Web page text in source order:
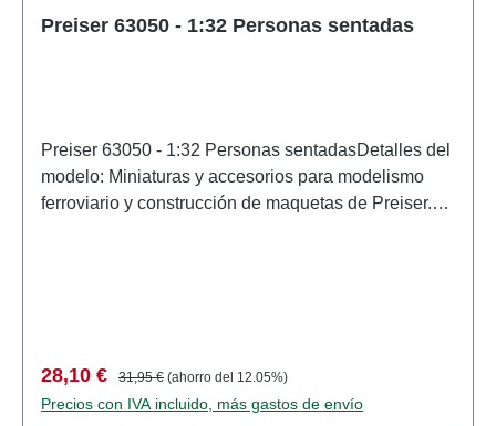
Preiser 63050 - 1:32 Personas sentadas
Preiser 63050 - 1:32 Personas sentadasDetalles del
modelo: Miniaturas y accesorios para modelismo
ferroviario y construcción de maquetas de Preiser.
PreiserNúmero de artículo: 63050numero de piezas:
Conjunto de varias piezasEAN: 4041032630502tipo
Precio de venta:
28,10 € Precio normal:
31,95 € (ahorro del 12.05%)
Precios con IVA incluido, más gastos de envío